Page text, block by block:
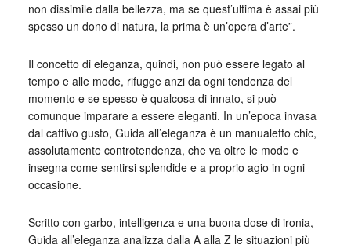
non dissimile dalla bellezza, ma se quest’ultima è assai più
spesso un dono di natura, la prima è un’opera d’arte”.
Il concetto di eleganza, quindi, non può essere legato al
tempo e alle mode, rifugge anzi da ogni tendenza del
momento e se spesso è qualcosa di innato, si può
comunque imparare a essere eleganti. In un’epoca invasa
dal cattivo gusto, Guida all’eleganza è un manualetto chic,
assolutamente controtendenza, che va oltre le mode e
insegna come sentirsi splendide e a proprio agio in ogni
occasione.
Scritto con garbo, intelligenza e una buona dose di ironia,
Guida all’eleganza analizza dalla A alla Z le situazioni più